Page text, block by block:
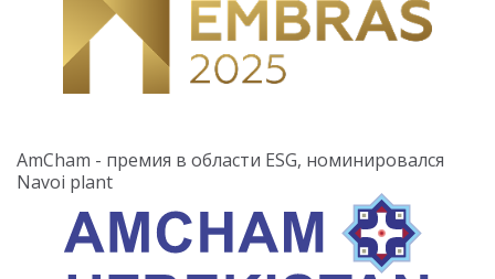
AmCham - премия в области ESG, номинировался
Navoi plant